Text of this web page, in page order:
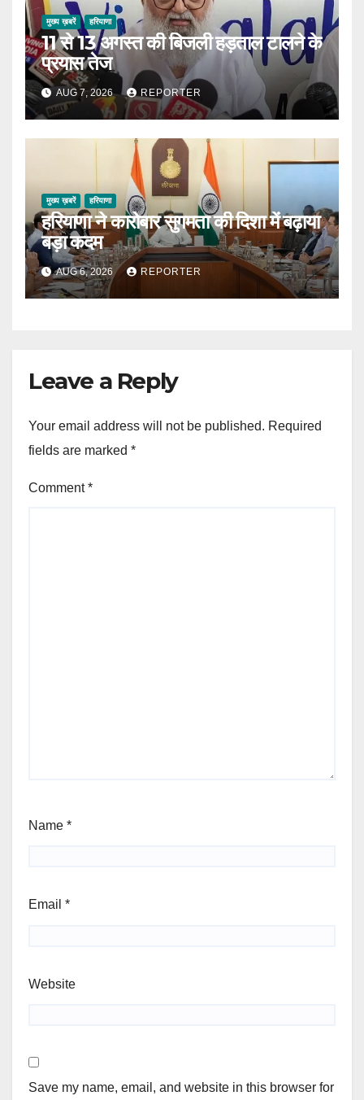
मुख्य ख़बरें हरियाणा
11 से 13 अगस्त की बिजली हड़ताल टालने के
प्रयास तेज
AUG 7, 2026 REPORTER
मुख्य ख़बरें हरियाणा
हरियाणा ने कारोबार सुगमता की दिशा में बढ़ाया
बड़ा कदम
AUG 6, 2026 REPORTER
Leave a Reply
Your email address will not be published. Required
fields are marked *
Comment*
Name *
Email *
Website
Save my name, email, and website in this browser for